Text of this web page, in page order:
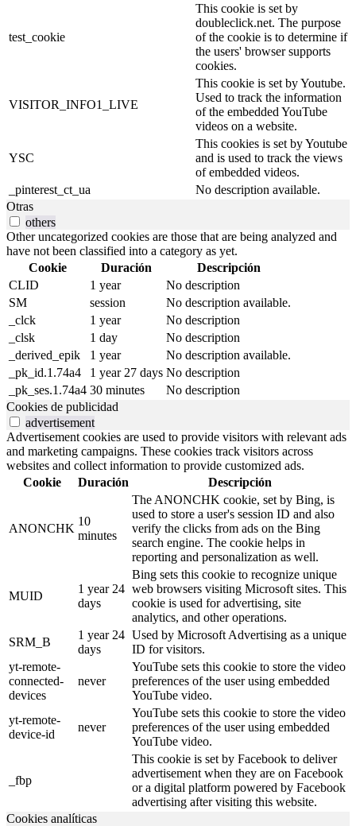
test_cookie
This cookie is set by
doubleclick.net. The purpose
of the cookie is to determine if
the users' browser supports
cookies.
VISITOR_INFO1_LIVE
This cookie is set by Youtube.
Used to track the information
of the embedded YouTube
videos on a website.
YSC
This cookies is set by Youtube
and is used to track the views
of embedded videos.
_pinterest_ct_ua
No description available.
Otras
others
Other uncategorized cookies are those that are being analyzed and
have not been classified into a category as yet.
Cookie
Duración
Descripción
CLID
1 year
No description
SM
session
No description available.
_clck
1 year
No description
_clsk
1 day
No description
_derived_epik
1 year
No description available.
_pk_id.1.74a4
1 year 27 days No description
_pk_ses.1.74a4 30 minutes
No description
Cookies de publicidad
advertisement
Advertisement cookies are used to provide visitors with relevant ads
and marketing campaigns. These cookies track visitors across
websites and collect information to provide customized ads.
Cookie
Duración Descripción
ANONCHK
10
minutes
The ANONCHK cookie, set by Bing, is
used to store a user's session ID and also
verify the clicks from ads on the Bing
search engine. The cookie helps in
reporting and personalization as well.
MUID
1 year 24
days
Bing sets this cookie to recognize unique
web browsers visiting Microsoft sites. This
cookie is used for advertising, site
analytics, and other operations.
SRM_B
1 year 24
days
Used by Microsoft Advertising as a unique
ID for visitors.
yt-remote-
connected-
devices
never
YouTube sets this cookie to store the video
preferences of the user using embedded
YouTube video.
yt-remote-
device-id
never
YouTube sets this cookie to store the video
preferences of the user using embedded
YouTube video.
_fbp
This cookie is set by Facebook to deliver
advertisement when they are on Facebook
or a digital platform powered by Facebook
advertising after visiting this website.
Cookies analíticas